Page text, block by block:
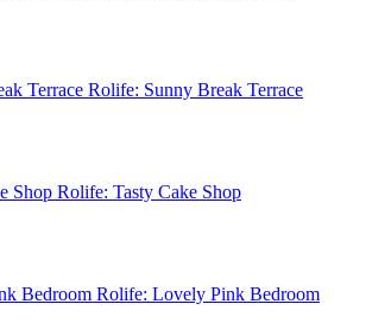
Rolife: Sunny Break Terrace
Rolife: Tasty Cake Shop
Rolife: Lovely Pink Bedroom